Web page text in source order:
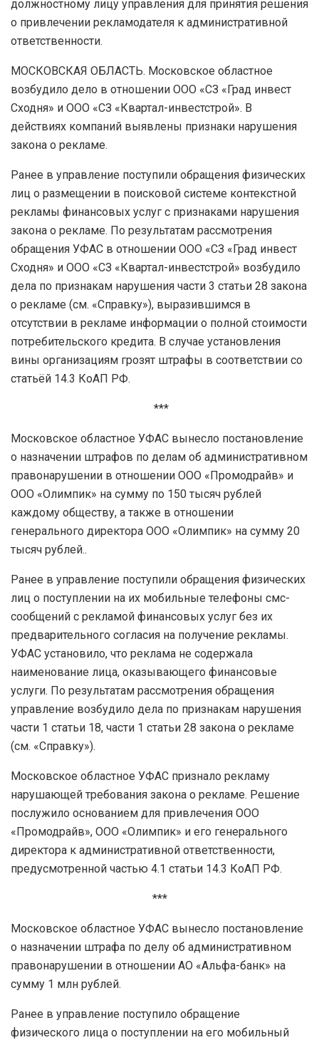
должностному лицу управления для принятия решения
о привлечении рекламодателя к административной
ответственности.
МОСКОВСКАЯ ОБЛАСТЬ. Московское областное
возбудило дело в отношении ООО «СЗ «Град инвест
Сходня» и ООО «СЗ «Квартал-инвестстрой». В
действиях компаний выявлены признаки нарушения
закона о рекламе.
Ранее в управление поступили обращения физических
лиц о размещении в поисковой системе контекстной
рекламы финансовых услуг с признаками нарушения
закона о рекламе. По результатам рассмотрения
обращения УФАС в отношении ООО «СЗ «Град инвест
Сходня» и ООО «СЗ «Квартал-инвестстрой» возбудило
дела по признакам нарушения части 3 статьи 28 закона
о рекламе (см. «Справку»), выразившимся в
отсутствии в рекламе информации о полной стоимости
потребительского кредита. В случае установления
вины организациям грозят штрафы в соответствии со
статьёй 14.3 КоАП РФ.
***
Московское областное УФАС вынесло постановление
о назначении штрафов по делам об административном
правонарушении в отношении ООО «Промодрайв» и
ООО «Олимпик» на сумму по 150 тысяч рублей
каждому обществу, а также в отношении
генерального директора ООО «Олимпик» на сумму 20
тысяч рублей..
Ранее в управление поступили обращения физических
лиц о поступлении на их мобильные телефоны смс-
сообщений с рекламой финансовых услуг без их
предварительного согласия на получение рекламы.
УФАС установило, что реклама не содержала
наименование лица, оказывающего финансовые
услуги. По результатам рассмотрения обращения
управление возбудило дела по признакам нарушения
части 1 статьи 18, части 1 статьи 28 закона о рекламе
(см. «Справку»).
Московское областное УФАС признало рекламу
нарушающей требования закона о рекламе. Решение
послужило основанием для привлечения ООО
«Промодрайв», ООО «Олимпик» и его генерального
директора к административной ответственности,
предусмотренной частью 4.1 статьи 14.3 КоАП РФ.
***
Московское областное УФАС вынесло постановление
о назначении штрафа по делу об административном
правонарушении в отношении АО «Альфа-банк» на
сумму 1 млн рублей.
Ранее в управление поступило обращение
физического лица о поступлении на его мобильный